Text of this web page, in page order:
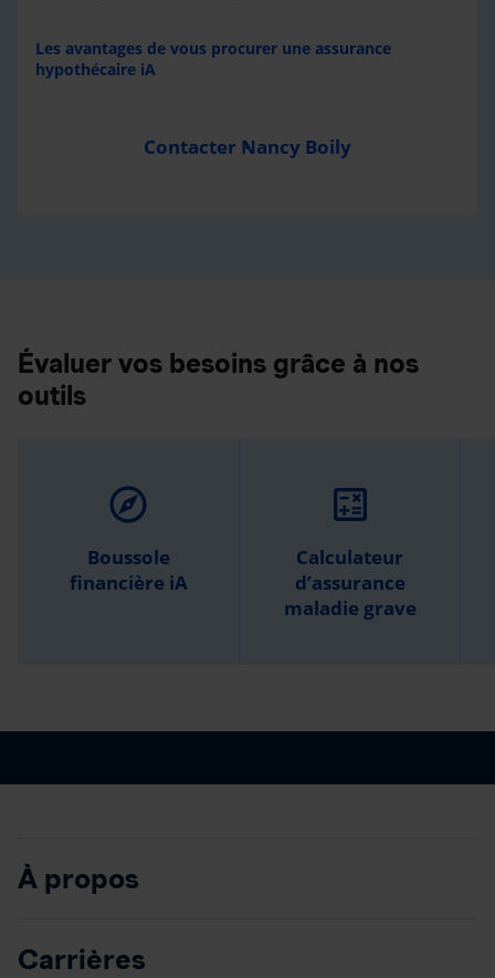
Les avantages de vous procurer une assurance
hypothécaire iA
Contacter Nancy Boily
Évaluer vos besoins grâce à nos
outils
explore
Boussole
financière iA
calculate
Calculateur
d’assurance
maladie grave
À propos
Carrières